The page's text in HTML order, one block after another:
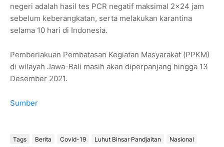
negeri adalah hasil tes PCR negatif maksimal 2x24 jam
sebelum keberangkatan, serta melakukan karantina
selama 10 hari di Indonesia.
Pemberlakuan Pembatasan Kegiatan Masyarakat (PPKM)
di wilayah Jawa-Bali masih akan diperpanjang hingga 13
Desember 2021.
Sumber
Tags Berita Covid-19 Luhut Binsar Pandjaitan
Nasional